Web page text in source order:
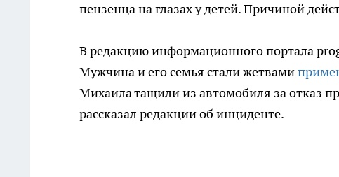
пензенца на глазах у детей. Причиной
В редакцию информационного портала
Мужчина и его семья стали жетвами
Михаила тащили из автомобиля за отказ
рассказал редакции об инциденте.